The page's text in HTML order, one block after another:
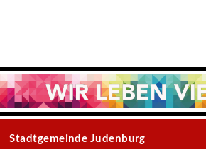
Stadtgemeinde Judenburg